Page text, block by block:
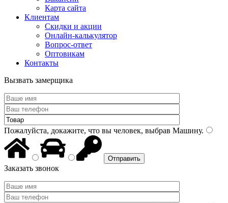
Карта сайта
Клиентам
Скидки и акции
Онлайн-калькулятор
Вопрос-ответ
Оптовикам
Контакты
Вызвать замерщика
Пожалуйста, докажите, что вы человек, выбрав Машину.
Заказать звонок